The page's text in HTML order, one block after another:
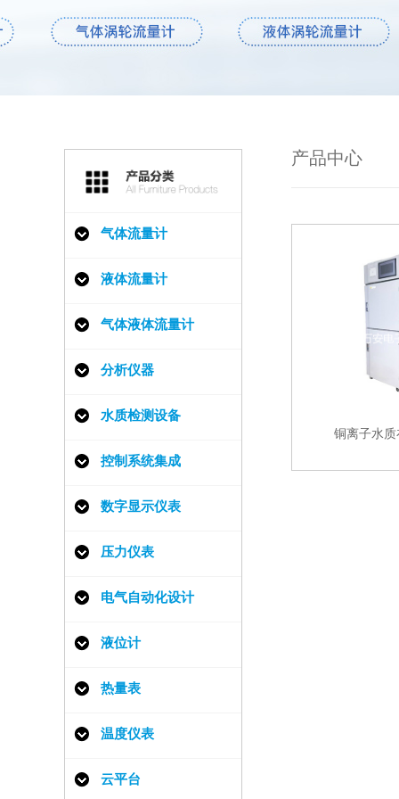
气体流量计
液体流量计
气体液体流量计
分析仪器
水质检测设备
控制系统集成
数字显示仪表
压力仪表
电气自动化设计
液位计
热量表
温度仪表
云平台
产品中心
铜离子水